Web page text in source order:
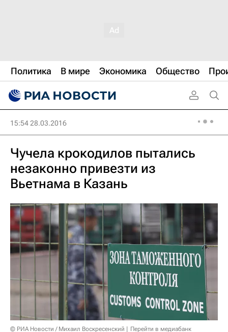
Политика В мире Экономика Общество
15:54 28.03.2016
Чучела крокодилов пытались
незаконно привезти из
Вьетнама в Казань
© РИА Новости / Михаил Воскресенский Перейти в медиабанк